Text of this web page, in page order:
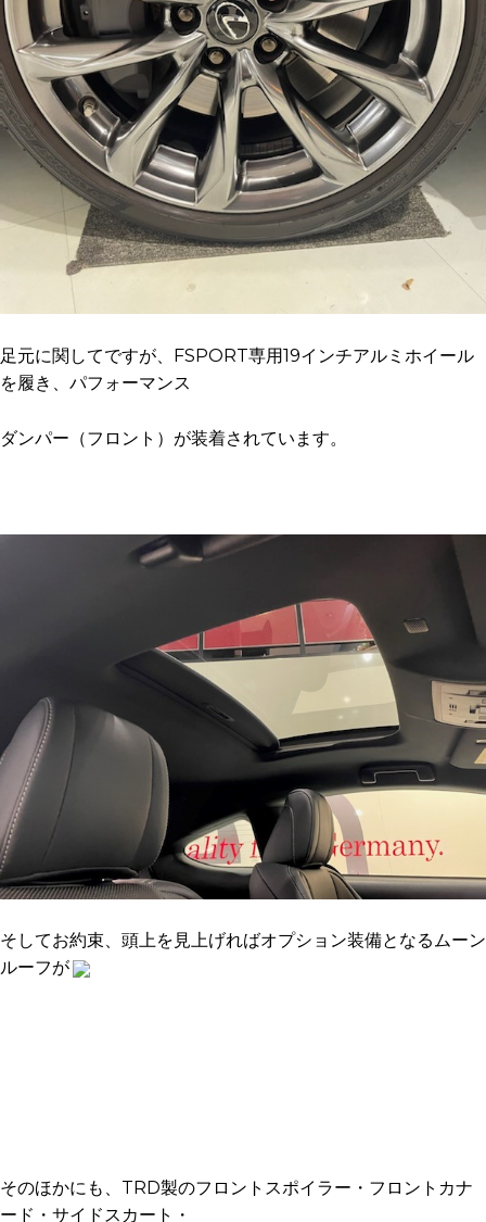
足元に関してですが、FSPORT専用19インチアルミホイール
を履き、パフォーマンス
ダンパー（フロント）が装着されています。
そしてお約束、頭上を見上げればオプション装備となるムーン
ルーフが
そのほかにも、TRD製のフロントスポイラー・フロントカナ
ード・サイドスカート・